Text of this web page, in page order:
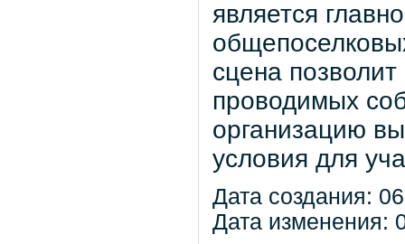
является
сцена
проводимых
организацию
условия для
Дата создания:
Дата изменения: